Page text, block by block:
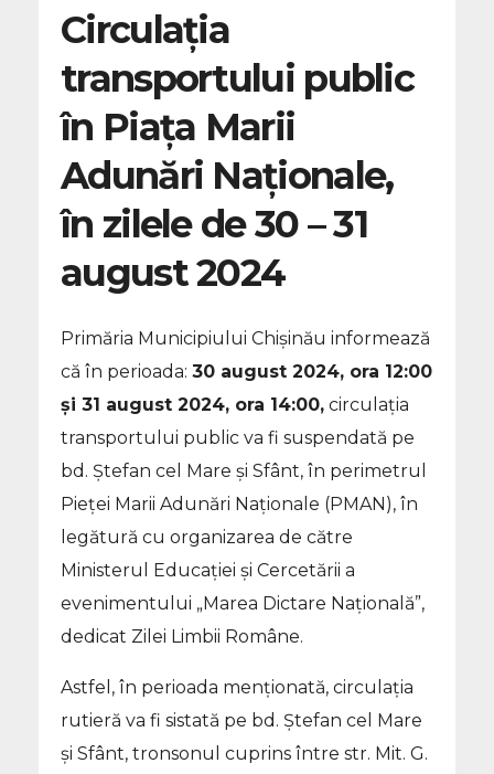
Circulația
transportului public
în Piața Marii
Adunări Naționale,
în zilele de 30 – 31
august 2024
Primăria Municipiului Chișinău informează
că în perioada: 30 august 2024, ora 12:00
și 31 august 2024, ora 14:00, circulația
transportului public va fi suspendată pe
bd. Ștefan cel Mare și Sfânt, în perimetrul
Pieței Marii Adunări Naționale (PMAN), în
legătură cu organizarea de către
Ministerul Educației și Cercetării a
evenimentului „Marea Dictare Națională”,
dedicat Zilei Limbii Române.
Astfel, în perioada menționată, circulația
rutieră va fi sistată pe bd. Ștefan cel Mare
și Sfânt, tronsonul cuprins între str. Mit. G.